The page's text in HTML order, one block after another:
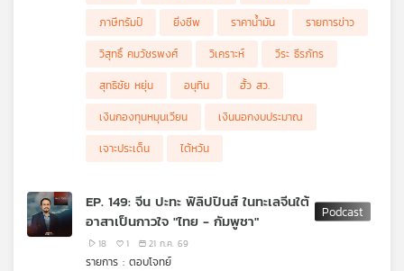
ภาษีทรัมป์
ยิ่งชีพ ราคาน้ำมัน
รายการข่าว
วิสุทธิ์ คมวัชรพงศ์
วิเคราะห์
วีระ ธีรภัทร
สุทธิชัย หยุ่น
อนุทิน
ฮั้ว สว.
เงินกองทุนหมุนเวียน
เงินนอกงบประมาณ
เจาะประเด็น
ไต้หวัน
EP. 149: จีน ปะทะ ฟิลิปปินส์ ในทะเลจีนใต้
อาสาเป็นกาวใจ "ไทย - กัมพูชา"
18 1 21 ก.ค. 69
รายการ : ตอบโจทย์